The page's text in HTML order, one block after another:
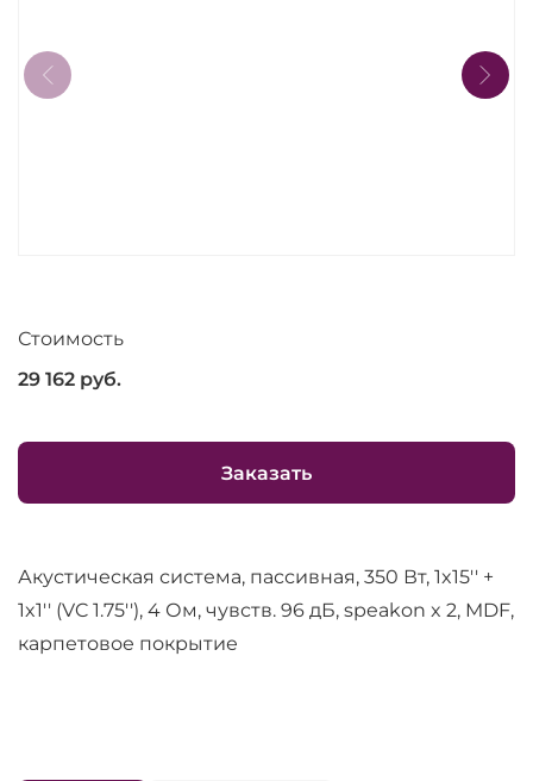
Стоимость
29 162 руб.
Заказать
Акустическая система, пассивная, 350 Вт, 1x15'' +
1x1'' (VC 1.75''), 4 Ом, чувств. 96 дБ, speakon x 2, MDF,
карпетовое покрытие